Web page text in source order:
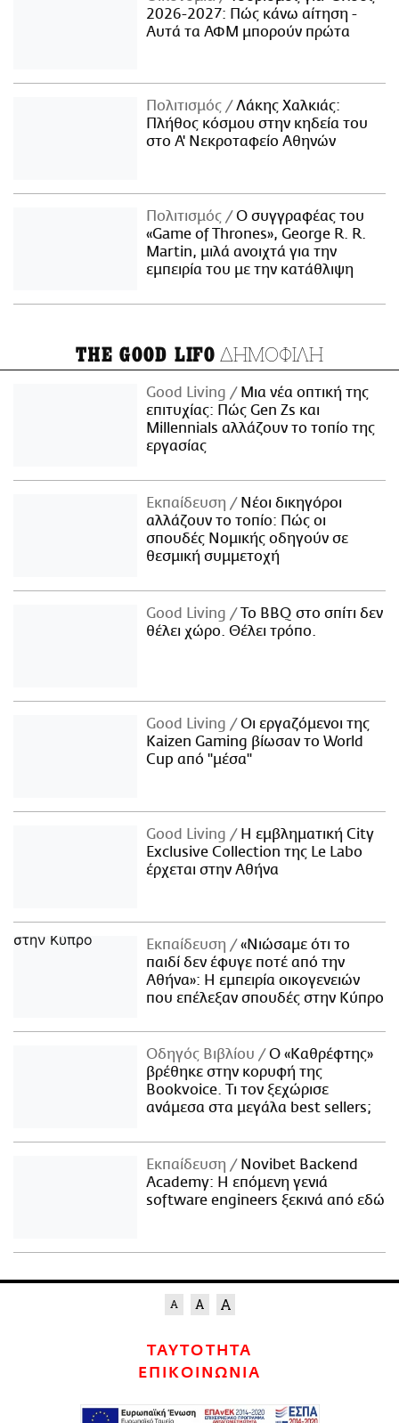
2026-2027: Πώς κάνω αίτηση -
Αυτά τα ΑΦΜ μπορούν πρώτα
Πολιτισμός
Λάκης Χαλκιάς:
Πλήθος κόσμου στην κηδεία του
στο Α' Νεκροταφείο Αθηνών
Πολιτισμός
Ο συγγραφέας του
«Game of Thrones», George R. R.
Martin, μιλά ανοιχτά για την
εμπειρία του με την κατάθλιψη
THE GOOD LIFO ΔΗΜΟΦΙΛΗ
Good Living
Μια νέα οπτική της
επιτυχίας: Πώς Gen Zs και
Millennials αλλάζουν το τοπίο της
εργασίας
Εκπαίδευση
Νέοι δικηγόροι
αλλάζουν το τοπίο: Πώς οι
σπουδές Νομικής οδηγούν σε
θεσμική συμμετοχή
Good Living
Το BBQ στο σπίτι δεν
θέλει χώρο. Θέλει τρόπο.
Good Living
Οι εργαζόμενοι της
Kaizen Gaming βίωσαν το World
Cup από "μέσα"
Good Living
Η εμβληματική City
Exclusive Collection της Le Labo
έρχεται στην Αθήνα
Εκπαίδευση
«Νιώσαμε ότι το
παιδί δεν έφυγε ποτέ από την
Αθήνα»: Η εμπειρία οικογενειών
που επέλεξαν σπουδές στην Κύπρο
Οδηγός Βιβλίου
Ο «Καθρέφτης»
βρέθηκε στην κορυφή της
Bookvoice. Τι τον ξεχώρισε
ανάμεσα στα μεγάλα best sellers;
Εκπαίδευση
Novibet Backend
Academy: Η επόμενη γενιά
software engineers ξεκινά από εδώ
ΤΑΥΤΟΤΗΤΑ
ΕΠΙΚΟΙΝΩΝΙΑ